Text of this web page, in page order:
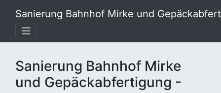
Sanierung Bahnhof Mirke und
Sanierung Bahnhof Mirke
und Gepäckabfertigung -